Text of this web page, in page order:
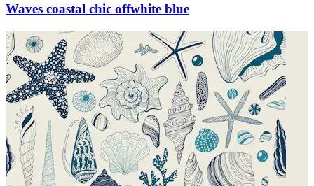
Waves coastal chic offwhite blue